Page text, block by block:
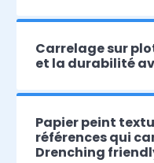
Carrelage sur
et la durabilité
Papier peint
références qui
Drenching